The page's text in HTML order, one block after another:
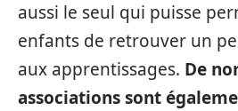
aussi le seul qui puisse
enfants de retrouver un
aux apprentissages. De
associations sont